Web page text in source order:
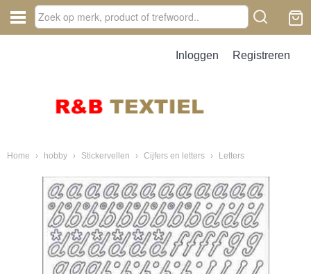
Inloggen Registreren
Home › hobby › Stickervellen › Cijfers en letters › Letters